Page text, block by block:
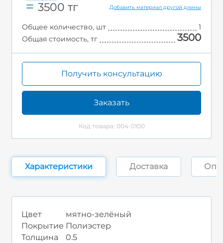
3500 тг Добавить материал другой длины
Общее количество, шт
1
Общая стоимость, тг
3500
Получить консультацию
Заказать
Код товара: 004-0100
Характеристики Доставка
Цвет
мятно-зелёный
Покрытие Полиэстер
Толщина
0.5